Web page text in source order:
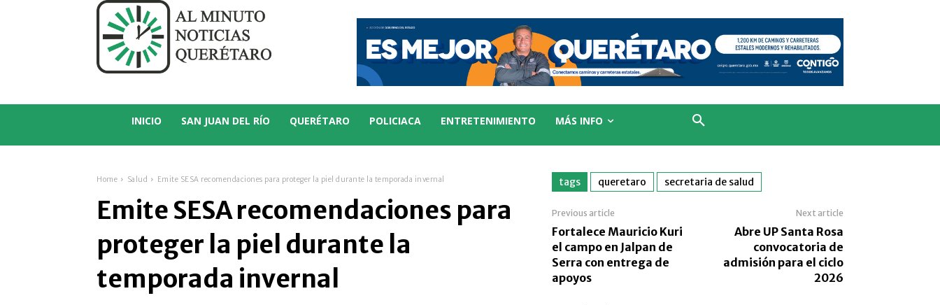
INICIO SAN JUAN DEL RÍO QUERÉTARO POLICIACA ENTRETENIMIENTO MÁS INFO
Home Salud Emite SESA recomendaciones para proteger la piel durante la temporada invernal
Emite SESA recomendaciones para
proteger la piel durante la
temporada invernal
tags queretaro secretaria de salud
Previous article
Fortalece Mauricio Kuri
el campo en Jalpan de
Serra con entrega de
apoyos
Next article
Abre UP Santa Rosa
convocatoria de
admisión para el ciclo
2026